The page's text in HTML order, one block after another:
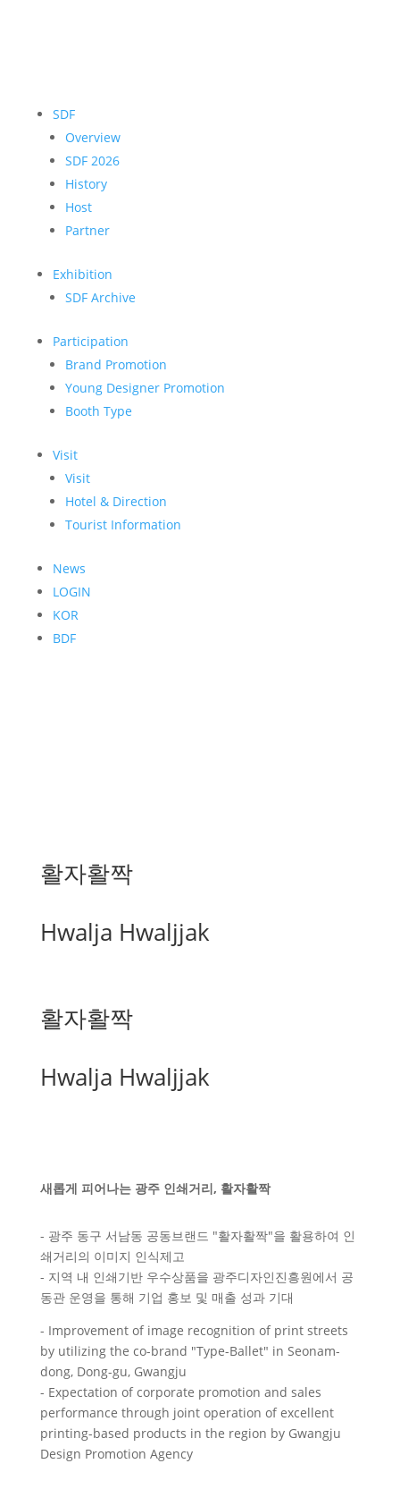
SDF
Overview
SDF 2026
History
Host
Partner
Exhibition
SDF Archive
Participation
Brand Promotion
Young Designer Promotion
Booth Type
Visit
Visit
Hotel & Direction
Tourist Information
News
LOGIN
KOR
BDF
활자활짝
Hwalja Hwaljjak
활자활짝
Hwalja Hwaljjak
새롭게 피어나는 광주 인쇄거리, 활자활짝
- 광주 동구 서남동 공동브랜드 "활자활짝"을 활용하여 인
쇄거리의 이미지 인식제고
- 지역 내 인쇄기반 우수상품을 광주디자인진흥원에서 공
동관 운영을 통해 기업 홍보 및 매출 성과 기대
- Improvement of image recognition of print streets
by utilizing the co-brand "Type-Ballet" in Seonam-
dong, Dong-gu, Gwangju
- Expectation of corporate promotion and sales
performance through joint operation of excellent
printing-based products in the region by Gwangju
Design Promotion Agency